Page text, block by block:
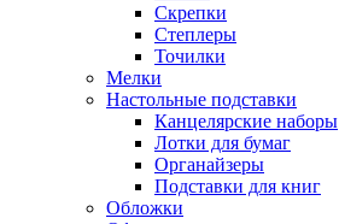
Скрепки
Степлеры
Точилки
Мелки
Настольные подставки
Канцелярские наборы
Лотки для бумаг
Органайзеры
Подставки для книг
Обложки